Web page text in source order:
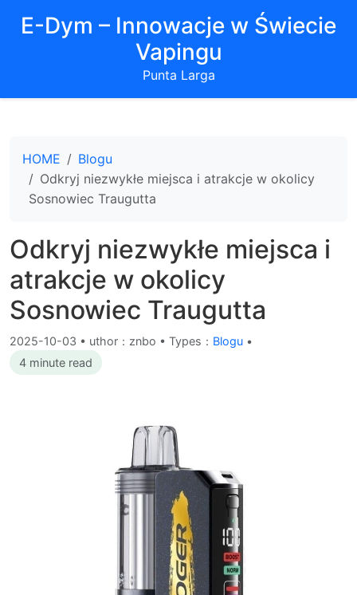
E-Dym – Innowacje w Świecie
Vapingu
Punta Larga
HOME
Blogu
Odkryj niezwykłe miejsca i atrakcje w okolicy
Sosnowiec Traugutta
Odkryj niezwykłe miejsca i
atrakcje w okolicy
Sosnowiec Traugutta
2025-10-03 • uthor：znbo • Types： Blogu •
4 minute read